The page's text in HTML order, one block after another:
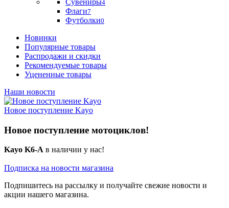
Сувениры4
Флаги7
Футболки0
Новинки
Популярные товары
Распродажи и скидки
Рекомендуемые товары
Уцененные товары
Наши новости
Новое поступление Kayo
Новое поступление мотоциклов!
Kayo K6-A в наличии у нас!
Подписка на новости магазина
Подпишитесь на рассылку и получайте свежие новости и
акции нашего магазина.